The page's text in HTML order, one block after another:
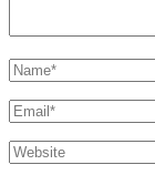
Name*
Email*
Website